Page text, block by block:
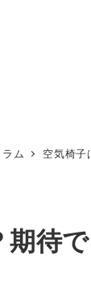
ラム 空気椅子
待